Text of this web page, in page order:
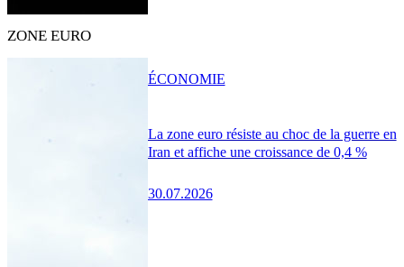
ZONE EURO
La zone euro résiste au choc de la guerre en
Iran et affiche une croissance de 0,4 %
30.07.2026
ÉCONOMIE